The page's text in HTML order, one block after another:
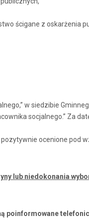
ścigane z oskarżenia
w siedzibie
socjalnego.” Za
ocenione pod
lub niedokonania
poinformowane